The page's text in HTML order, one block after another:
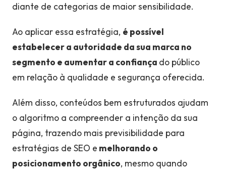
diante de categorias de maior sensibilidade.
Ao aplicar essa estratégia, é possível
estabelecer a autoridade da sua marca no
segmento e aumentar a confiança do público
em relação à qualidade e segurança oferecida.
Além disso, conteúdos bem estruturados ajudam
o algoritmo a compreender a intenção da sua
página, trazendo mais previsibilidade para
estratégias de SEO e melhorando o
posicionamento orgânico, mesmo quando